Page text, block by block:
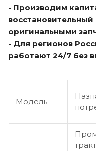
- Производим
оригинальными
- Для регионов
работают 24/7 без
Модель